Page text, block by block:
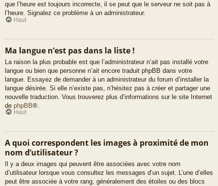
que l’heure est toujours incorrecte, il se peut que le serveur ne soit pas à
l’heure. Signalez ce problème à un administrateur.
Haut
Ma langue n’est pas dans la liste !
La raison la plus probable est que l’administrateur n’ait pas installé votre
langue ou bien que personne n’ait encore traduit phpBB dans votre
langue. Essayez de demander à un administrateur du forum d’installer la
langue désirée. Si elle n’existe pas, n’hésitez pas à créer et partager une
nouvelle traduction. Vous trouverez plus d’informations sur le site Internet
de phpBB®.
Haut
A quoi correspondent les images à proximité de mon
nom d’utilisateur ?
Il y a deux images qui peuvent être associées avec votre nom
d’utilisateur lorsque vous consultez les messages d’un sujet. L’une d’elles
peut être associée à votre rang, généralement des étoiles ou des blocs